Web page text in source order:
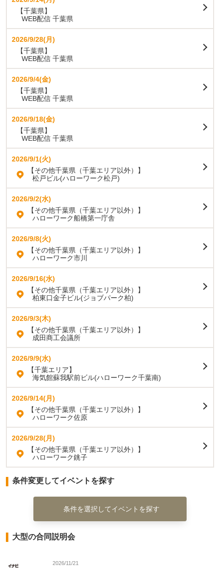
【千葉県】
WEB配信 千葉県
2026/9/28(月)
【千葉県】
WEB配信 千葉県
2026/9/4(金)
【千葉県】
WEB配信 千葉県
2026/9/18(金)
【千葉県】
WEB配信 千葉県
2026/9/1(火)
【その他千葉県（千葉エリア以外）】
松戸ビル(ハローワーク松戸)
2026/9/2(水)
【その他千葉県（千葉エリア以外）】
ハローワーク船橋第一庁舎
2026/9/8(火)
【その他千葉県（千葉エリア以外）】
ハローワーク市川
2026/9/16(水)
【その他千葉県（千葉エリア以外）】
柏東口金子ビル(ジョブパーク柏)
2026/9/3(木)
【その他千葉県（千葉エリア以外）】
成田商工会議所
2026/9/9(水)
【千葉エリア】
海気館蘇我駅前ビル(ハローワーク千葉南)
2026/9/14(月)
【その他千葉県（千葉エリア以外）】
ハローワーク佐原
2026/9/28(月)
【その他千葉県（千葉エリア以外）】
ハローワーク銚子
条件変更してイベントを探す
条件を選択してイベントを探す
大型の合同説明会
2026/11/21